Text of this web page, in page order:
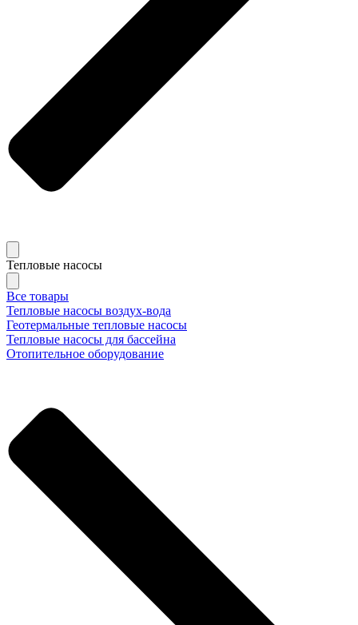
Тепловые насосы
Все товары
Тепловые насосы воздух-вода
Геотермальные тепловые насосы
Тепловые насосы для бассейна
Отопительное оборудование